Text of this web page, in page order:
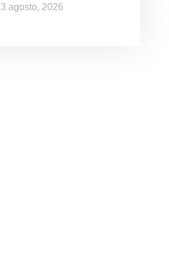
3 agosto, 2026